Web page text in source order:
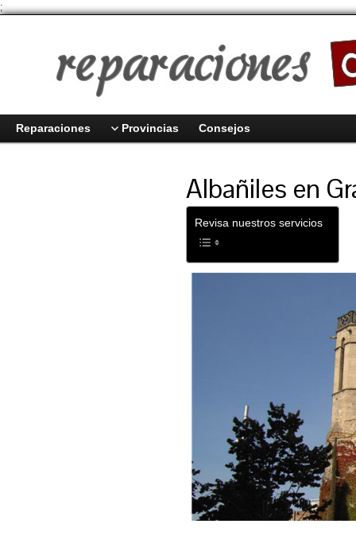
;
Reparaciones Provincias Consejos
Albañiles en
Revisa nuestros servicios